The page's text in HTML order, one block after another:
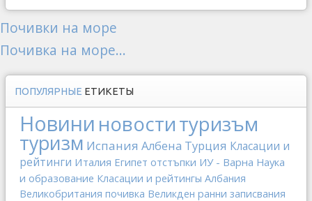
Почивки на море
Почивка на море...
ПОПУЛЯРНЫЕ ЕТИКЕТЫ
Новини новоституризъм
туризм Испания Албена Турция Класации и
рейтинги Италия Египет отстъпки ИУ - Варна Наука
и образование Класации и рейтингы Албания
Великобритания почивка Великден ранни записвания